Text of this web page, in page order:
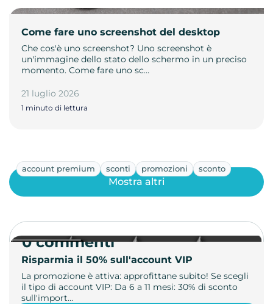
Come fare uno screenshot del desktop
Che cos'è uno screenshot? Uno screenshot è
un'immagine dello stato dello schermo in un preciso
momento. Come fare uno sc…
21 luglio 2026
1 minuto di lettura
account premium sconti promozioni sconto
Risparmia il 50% sull'account VIP
La promozione è attiva: approfittane subito! Se scegli
il tipo di account VIP: Da 6 a 11 mesi: 30% di sconto
sull'import…
Mostra altri
0 commenti